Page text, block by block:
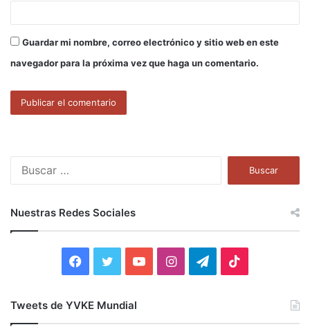
Guardar mi nombre, correo electrónico y sitio web en este
navegador para la próxima vez que haga un comentario.
:
Nuestras Redes Sociales
I
Tweets de YVKE Mundial